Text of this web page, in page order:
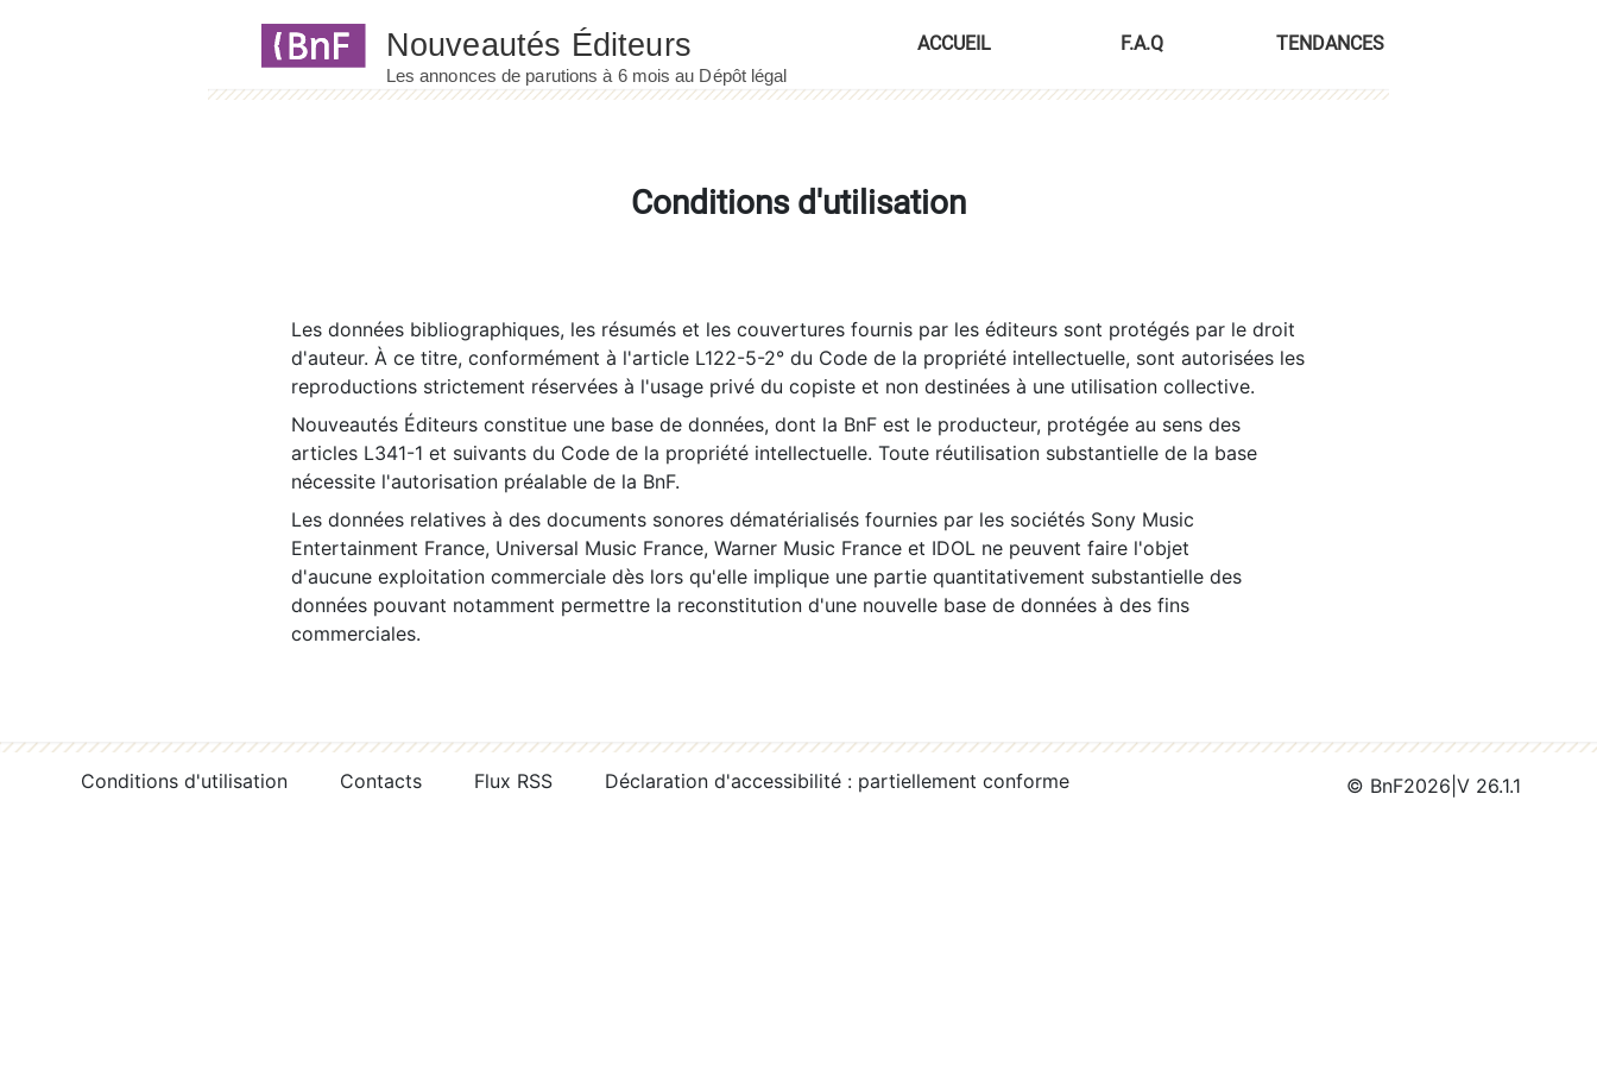
ACCUEIL F.A.Q TENDANCES
Conditions d'utilisation
Les données bibliographiques, les résumés et les couvertures fournis par les éditeurs sont protégés par le droit
d'auteur. À ce titre, conformément à l'article L122-5-2° du Code de la propriété intellectuelle, sont autorisées les
reproductions strictement réservées à l'usage privé du copiste et non destinées à une utilisation collective.
Nouveautés Éditeurs constitue une base de données, dont la BnF est le producteur, protégée au sens des
articles L341-1 et suivants du Code de la propriété intellectuelle. Toute réutilisation substantielle de la base
nécessite l'autorisation préalable de la BnF.
Les données relatives à des documents sonores dématérialisés fournies par les sociétés Sony Music
Entertainment France, Universal Music France, Warner Music France et IDOL ne peuvent faire l'objet
d'aucune exploitation commerciale dès lors qu'elle implique une partie quantitativement substantielle des
données pouvant notamment permettre la reconstitution d'une nouvelle base de données à des fins
commerciales.
Conditions d'utilisation Contacts Flux RSS Déclaration d'accessibilité : partiellement conforme © BnF2026 V 26.1.1